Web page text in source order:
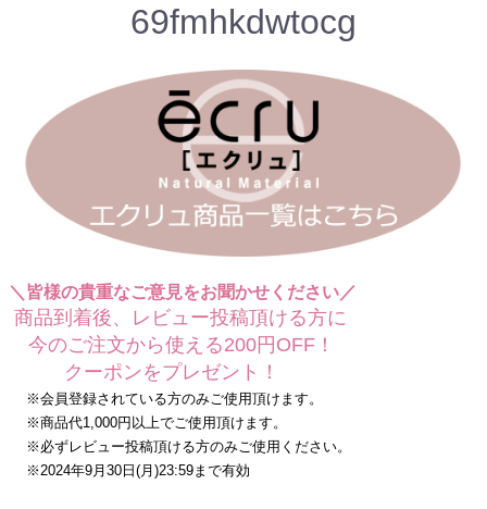
69fmhkdwtocg
＼皆様の貴重なご意見をお聞かせください／
商品到着後、レビュー投稿頂ける方に
今のご注文から使える200円OFF！
クーポンをプレゼント！
※会員登録されている方のみご使用頂けます。
※商品代1,000円以上でご使用頂けます。
※必ずレビュー投稿頂ける方のみご使用ください。
※2024年9月30日(月)23:59まで有効